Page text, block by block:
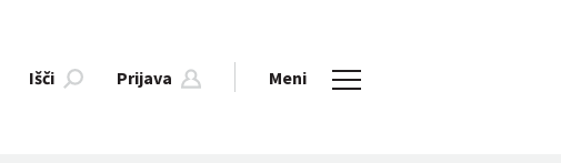
Išči Prijava Meni